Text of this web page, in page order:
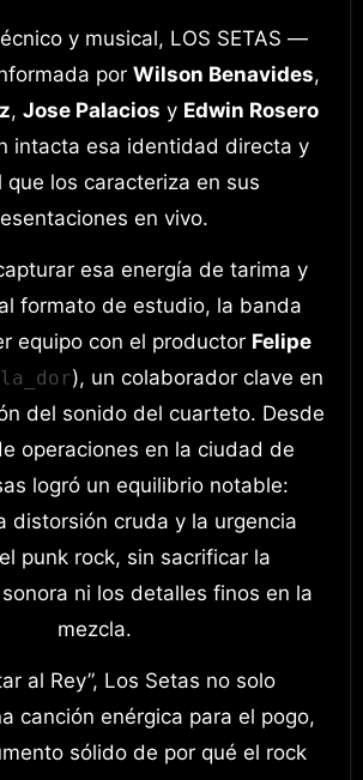
y musical, LOS SETAS —
por Wilson Benavides,
, Jose Palacios y Edwin Rosero
intacta esa identidad directa y
que los caracteriza en sus
en vivo.
esa energía de tarima y
formato de estudio, la banda
equipo con el productor Felipe
), un colaborador clave en
del sonido del cuarteto. Desde
operaciones en la ciudad de
logró un equilibrio notable:
distorsión cruda y la urgencia
punk rock, sin sacrificar la
ni los detalles finos en la
mezcla.
al Rey”, Los Setas no solo
canción enérgica para el pogo,
sólido de por qué el rock